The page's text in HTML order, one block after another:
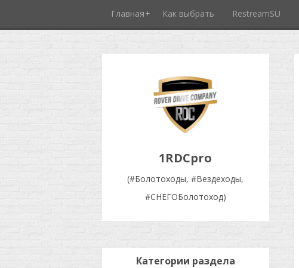
Главная Как выбрать RestreamSU
1RDCpro
(#Болотоходы, #Вездеходы,
#СНЕГОБолотоход)
Категории раздела